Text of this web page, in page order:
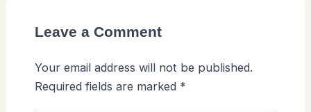
Leave a Comment
Your email address will not be published.
Required fields are marked *